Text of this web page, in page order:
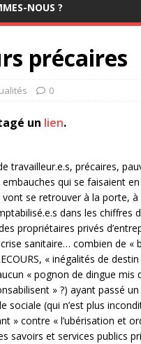
NOUS ?
précaires
0
un lien.
travailleur.e.s, précaires,
embauches qui se faisaient
se retrouver à la porte,
dans les
propriétaires privés
sanitaire… combien de
« inégalités de
« pognon de dingue
» ?) ayant passé
sociale (qui n’est plus
» contre « l’ubérisation et
savoirs et services publics